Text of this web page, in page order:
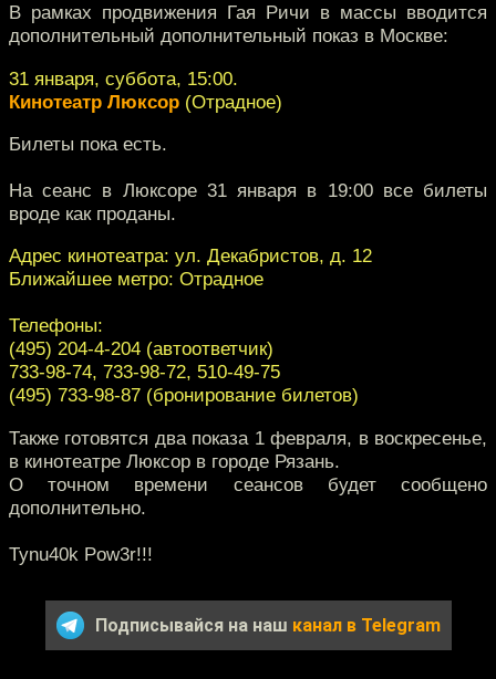
В рамках продвижения Гая Ричи в массы вводится
дополнительный дополнительный показ в Москве:
31 января, суббота, 15:00.
Кинотеатр Люксор (Отрадное)
Билеты пока есть.
На сеанс в Люксоре 31 января в 19:00 все билеты
вроде как проданы.
Адрес кинотеатра: ул. Декабристов, д. 12
Ближайшее метро: Отрадное
Телефоны:
(495) 204-4-204 (автоответчик)
733-98-74, 733-98-72, 510-49-75
(495) 733-98-87 (бронирование билетов)
Также готовятся два показа 1 февраля, в воскресенье,
в кинотеатре Люксор в городе Рязань.
О точном времени сеансов будет сообщено
дополнительно.
Tynu40k Pow3r!!!
Подписывайся на наш канал в Telegram